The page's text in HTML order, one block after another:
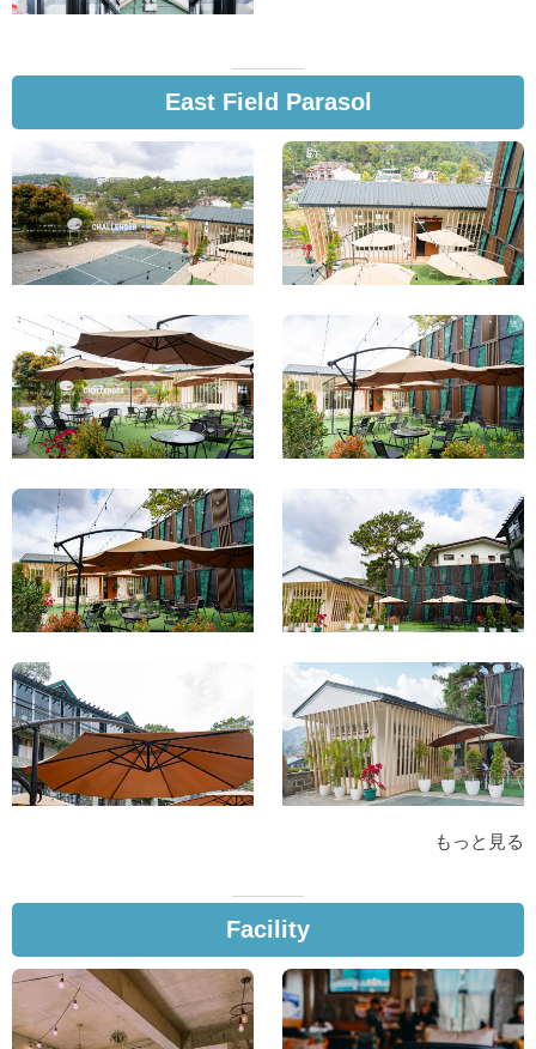
East Field Parasol
もっと見る
Facility